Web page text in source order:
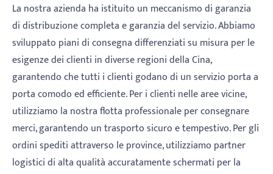
La nostra azienda ha istituito un meccanismo di garanzia
di distribuzione completa e garanzia del servizio. Abbiamo
sviluppato piani di consegna differenziati su misura per le
esigenze dei clienti in diverse regioni della Cina,
garantendo che tutti i clienti godano di un servizio porta a
porta comodo ed efficiente. Per i clienti nelle aree vicine,
utilizziamo la nostra flotta professionale per consegnare
merci, garantendo un trasporto sicuro e tempestivo. Per gli
ordini spediti attraverso le province, utilizziamo partner
logistici di alta qualità accuratamente schermati per la